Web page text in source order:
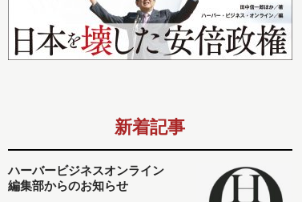
新着記事
ハーバービジネスオンライン
編集部からのお知らせ